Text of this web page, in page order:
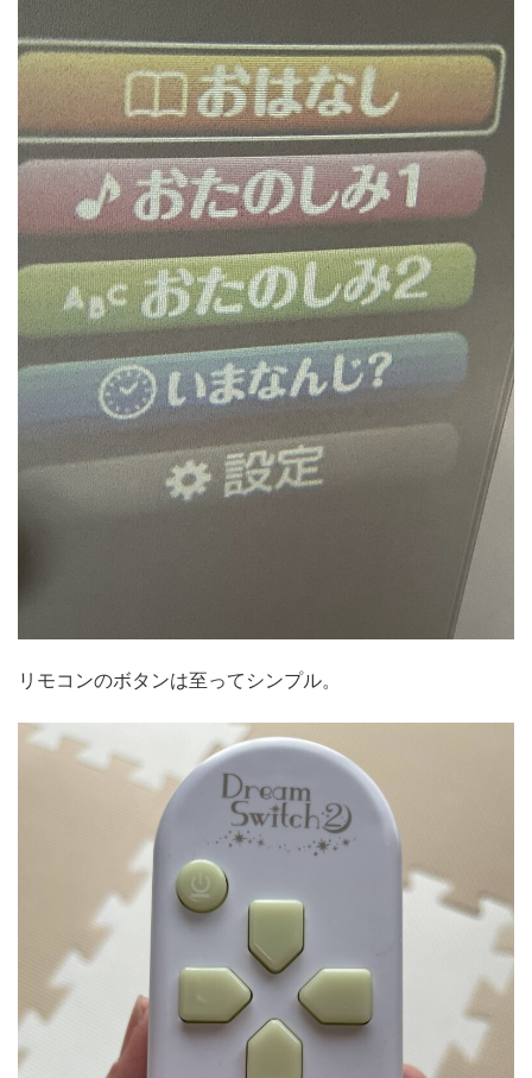
リモコンのボタンは至ってシンプル。